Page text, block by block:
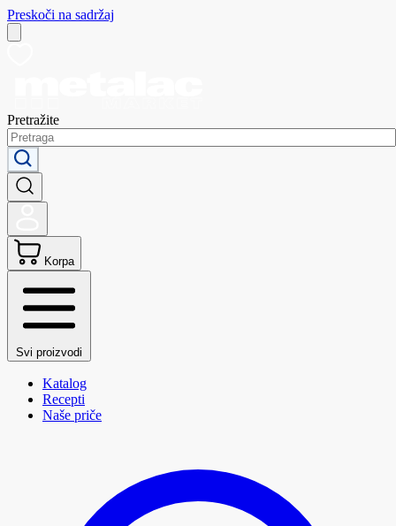
Preskoči na sadržaj
Pretražite
Korpa
Svi proizvodi
Katalog
Recepti
Naše priče